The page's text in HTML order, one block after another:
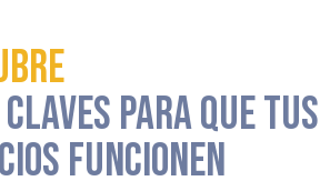
PARA QUE TUS
FUNCIONEN